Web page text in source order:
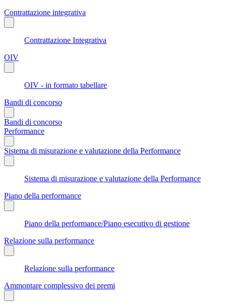
Contrattazione integrativa
Contrattazione Integrativa
OIV
OIV - in formato tabellare
Bandi di concorso
Bandi di concorso
Performance
Sistema di misurazione e valutazione della Performance
Sistema di misurazione e valutazione della Performance
Piano della performance
Piano della performance/Piano esecutivo di gestione
Relazione sulla performance
Relazione sulla performance
Ammontare complessivo dei premi